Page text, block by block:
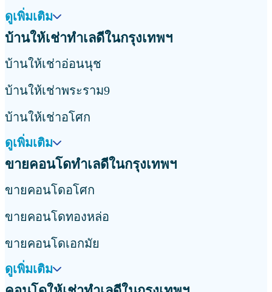
ดูเพิ่มเติม
บ้านให้เช่าทำเลดีในกรุงเทพฯ
บ้านให้เช่าอ่อนนุช
บ้านให้เช่าพระราม9
บ้านให้เช่าอโศก
ดูเพิ่มเติม
ขายคอนโดทำเลดีในกรุงเทพฯ
ขายคอนโดอโศก
ขายคอนโดทองหล่อ
ขายคอนโดเอกมัย
ดูเพิ่มเติม